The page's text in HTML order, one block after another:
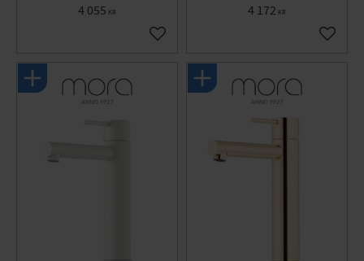
4 055 KR
Lägg till i favoriter
4 172 KR
Lägg